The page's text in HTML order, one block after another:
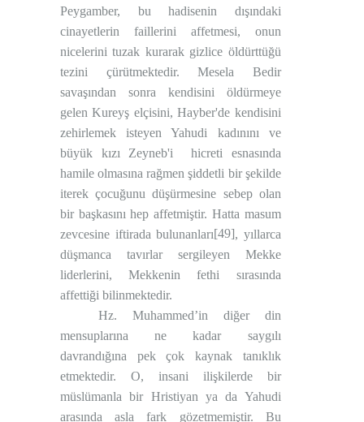
Peygamber, bu hadisenin dışındaki
cinayetlerin faillerini affetmesi, onun
nicelerini tuzak kurarak gizlice öldürttüğü
tezini çürütmektedir. Mesela Bedir
savaşından sonra kendisini öldürmeye
gelen Kureyş elçisini, Hayber'de kendisini
zehirlemek isteyen Yahudi kadınını ve
büyük kızı Zeyneb'i
hicreti esnasında
hamile olmasına rağmen şiddetli bir şekilde
iterek çocuğunu düşürmesine sebep olan
bir başkasını hep affetmiştir. Hatta masum
zevcesine iftirada bulunanları[49], yıllarca
düşmanca tavırlar sergileyen Mekke
liderlerini, Mekkenin fethi sırasında
affettiği bilinmektedir.
Hz. Muhammed’in diğer din
mensuplarına ne kadar saygılı
davrandığına pek çok kaynak tanıklık
etmektedir. O, insani ilişkilerde bir
müslümanla bir Hristiyan ya da Yahudi
arasında asla fark gözetmemiştir. Bu